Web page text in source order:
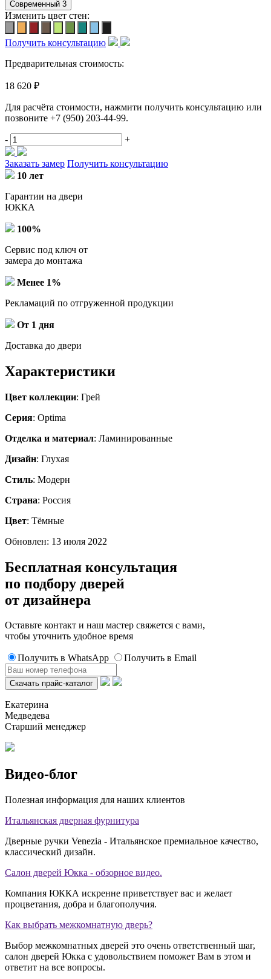
Изменить цвет стен:
Получить консультацию
Предварительная стоимость:
18 620 ₽
Для расчёта стоимости, нажмити получить консультацию или
позвоните +7 (950) 203-44-99.
- +
Заказать замер Получить консультацию
10 лет
Гарантии на двери
ЮККА
100%
Сервис под ключ от
замера до монтажа
Менее 1%
Рекламаций по отгруженной продукции
От 1 дня
Доставка до двери
Характеристики
Цвет коллекции: Грей
Серия: Optima
Отделка и материал: Ламинированные
Дизайн: Глухая
Стиль: Модерн
Страна: Россия
Цвет: Тёмные
Обновлен: 13 июля 2022
Бесплатная консультация
по подбору дверей
от дизайнера
Оставьте контакт и наш мастер свяжется с вами,
чтобы уточнить удобное время
Получить в WhatsApp Получить в Email
Екатерина
Медведева
Старший менеджер
Видео-блог
Полезная информация для наших клиентов
Итальянская дверная фурнитура
Дверные ручки Venezia - Итальянское премиальное качество,
классический дизайн.
Салон дверей Юкка - обзорное видео.
Компания ЮККА искренне приветствует вас и желает
процветания, добра и благополучия.
Как выбрать межкомнатную дверь?
Выбор межкомнатных дверей это очень ответственный шаг,
салон дверей Юкка с удовольствием поможет Вам в этом и
ответит на все вопросы.